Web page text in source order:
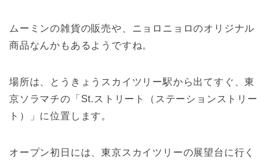
ムーミンの雑貨の販売や、ニョロニョロのオリジナル
商品なんかもあるようですね。
場所は、とうきょうスカイツリー駅から出てすぐ、東
京ソラマチの「St.ストリート（ステーションストリー
ト）」に位置します。
オープン初日には、東京スカイツリーの展望台に行く